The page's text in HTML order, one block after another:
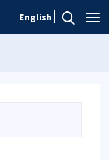
English